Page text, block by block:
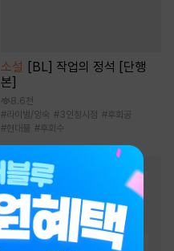
소설 [BL] 작업의 정석 [단행
본]
8.6천
#라이벌/앙숙 #3인칭시점 #후회공
#현대물 #후회수
BL 웹툰/만화
인기 키워드
#친구>연인 #현대물
#집착공 #짝사랑 # 절륜공